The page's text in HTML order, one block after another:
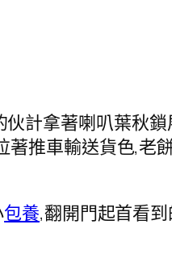
計拿著喇叭葉秋鎖
著推車輸送貨色,老
包養,翻開門起首看